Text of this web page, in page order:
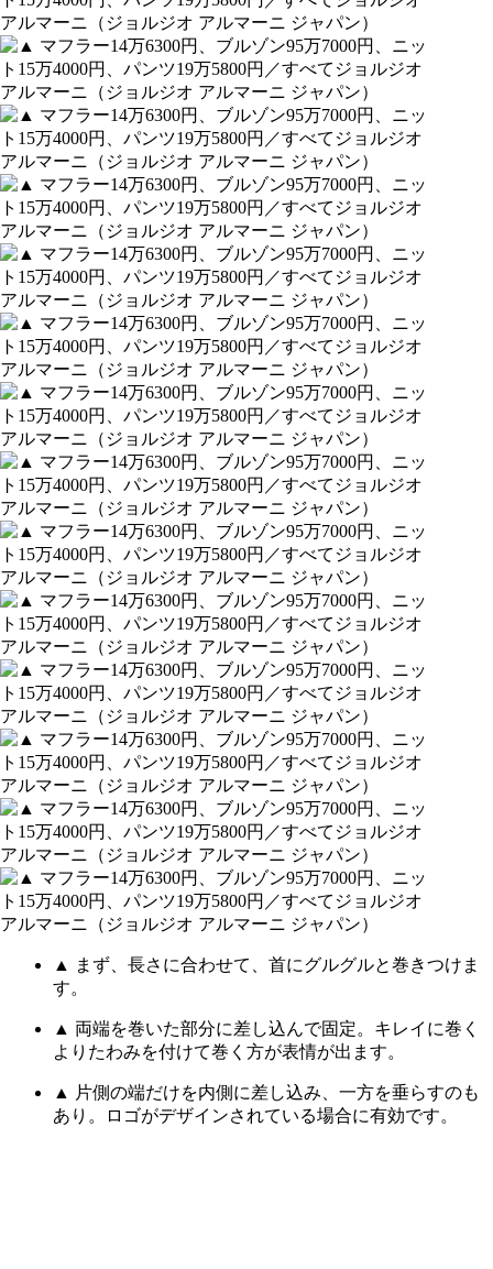
▲ まず、長さに合わせて、首にグルグルと巻きつけま
す。
▲ 両端を巻いた部分に差し込んで固定。キレイに巻く
よりたわみを付けて巻く方が表情が出ます。
▲ 片側の端だけを内側に差し込み、一方を垂らすのも
あり。ロゴがデザインされている場合に有効です。